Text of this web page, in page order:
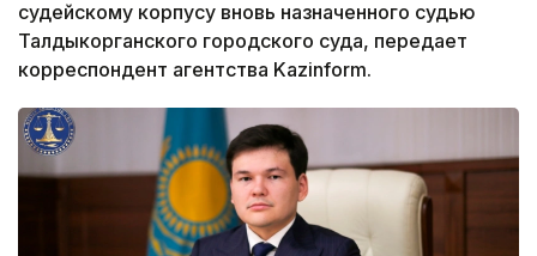
судейскому корпусу вновь назначенного судью
Талдыкорганского городского суда, передает
корреспондент агентства Kazinform.